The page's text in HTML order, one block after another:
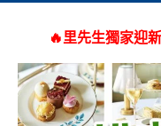
🔥里先生獨家迎新